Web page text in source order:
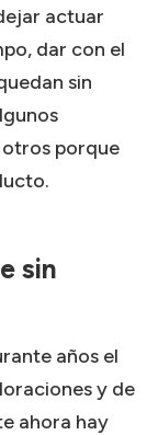
actuar
dar con el
sin
otros porque
sin
años el
y de
ahora hay